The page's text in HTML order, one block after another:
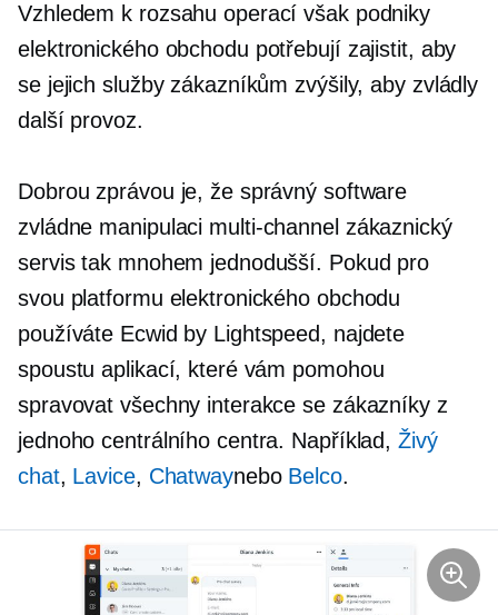
Vzhledem k rozsahu operací však podniky
elektronického obchodu potřebují zajistit, aby
se jejich služby zákazníkům zvýšily, aby zvládly
další provoz.
Dobrou zprávou je, že správný software
zvládne manipulaci multi-channel zákaznický
servis tak mnohem jednodušší. Pokud pro
svou platformu elektronického obchodu
používáte Ecwid by Lightspeed, najdete
spoustu aplikací, které vám pomohou
spravovat všechny interakce se zákazníky z
jednoho centrálního centra. Například,Živý
chat, Lavice, Chatwaynebo Belco.